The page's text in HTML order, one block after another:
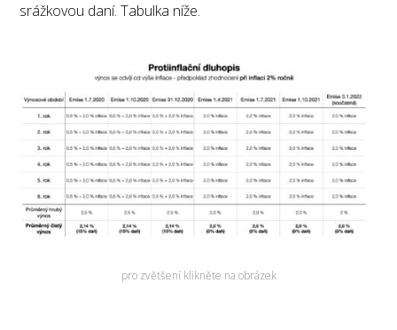
srážkovou daní. Tabulka níže.
pro zvětšení klikněte na obrázek